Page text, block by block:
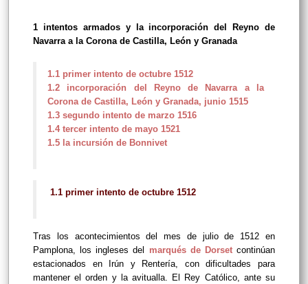
1 intentos armados y la incorporación del Reyno de
Navarra a la Corona de Castilla, León y Granada
1.1 primer intento de octubre 1512
1.2 incorporación del Reyno de Navarra a la
Corona de Castilla, León y Granada, junio 1515
1.3 segundo intento de marzo 1516
1.4 tercer intento de mayo 1521
1.5 la incursión de Bonnivet
1.1 primer intento de octubre 1512
Tras los acontecimientos del mes de julio de 1512 en
Pamplona, los ingleses del marqués de Dorset continúan
estacionados en Irún y Rentería, con dificultades para
mantener el orden y la avitualla. El Rey Católico, ante su